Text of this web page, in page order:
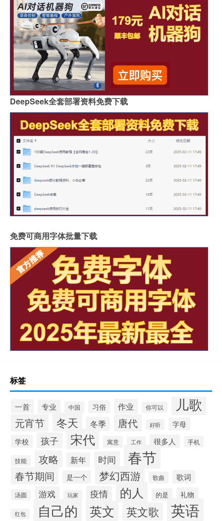
DeepSeek全套部署资料免费下载
免费可商用字体批量下载
标签
一首 专业 中国 习俗 作业 你可以 儿歌
元宵节 冬天 冬季 唐代 好听
字母
学校
孩子 宋代 寓意 工作 很多人 手机
技能 攻略 新年 时间 春节
春节期间 是一个 梦幻西游 歌曲 歌词
汤圆 游戏 玩家 疫情 的人 的是 礼物
红包 自己的 英文 英文歌 英语